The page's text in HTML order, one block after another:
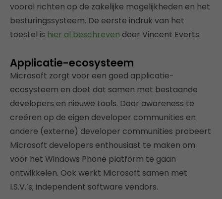
vooral richten op de zakelijke mogelijkheden en het
besturingssysteem. De eerste indruk van het
toestel is hier al beschreven door Vincent Everts.
Applicatie-ecosysteem
Microsoft zorgt voor een goed applicatie-
ecosysteem en doet dat samen met bestaande
developers en nieuwe tools. Door awareness te
creëren op de eigen developer communities en
andere (externe) developer communities probeert
Microsoft developers enthousiast te maken om
voor het Windows Phone platform te gaan
ontwikkelen. Ook werkt Microsoft samen met
I.S.V.’s; independent software vendors.